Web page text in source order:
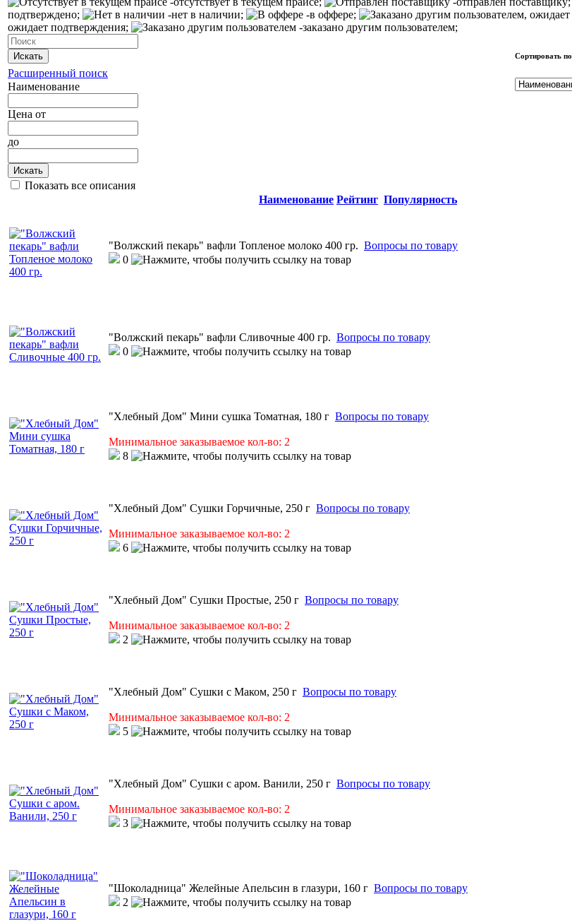
подтверждено;
-нет в наличии; -в оффере;
ожидает подтверждения;
-заказано другим пользователем;
Искать
Расширенный поиск
Наименование
Цена от
до
Искать
Сортировать по
Показать все описания
Наименование Рейтинг Популярность
"Волжский пекарь" вафли Топленое молоко 400 гр. Вопросы по товару
0
"Волжский пекарь" вафли Сливочные 400 гр. Вопросы по товару
0
"Хлебный Дом" Мини сушка Томатная, 180 г Вопросы по товару
Минимальное заказываемое кол-во: 2
8
"Хлебный Дом" Сушки Горчичные, 250 г Вопросы по товару
Минимальное заказываемое кол-во: 2
6
"Хлебный Дом" Сушки Простые, 250 г Вопросы по товару
Минимальное заказываемое кол-во: 2
2
"Хлебный Дом" Сушки с Маком, 250 г Вопросы по товару
Минимальное заказываемое кол-во: 2
5
"Хлебный Дом" Сушки с аром. Ванили, 250 г Вопросы по товару
Минимальное заказываемое кол-во: 2
3
"Шоколадница" Желейные Апельсин в глазури, 160 г Вопросы по товару
2